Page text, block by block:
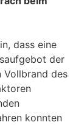
dass eine
der
Vollbrand des
konnten